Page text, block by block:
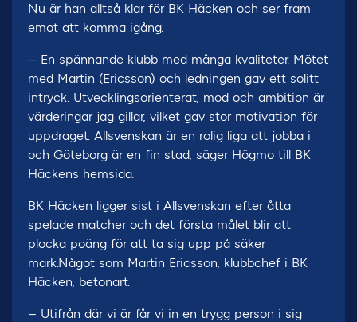
Nu är han alltså klar för BK Häcken och ser fram
emot att komma igång.
– En spännande klubb med många kvaliteter. Mötet
med Martin (Ericsson) och ledningen gav ett solitt
intryck. Utvecklingsorienterat, mod och ambition är
värderingar jag gillar, vilket gav stor motivation för
uppdraget. Allsvenskan är en rolig liga att jobba i
och Göteborg är en fin stad, säger Högmo till BK
Häckens hemsida.
BK Häcken ligger sist i Allsvenskan efter åtta
spelade matcher och det första målet blir att
plocka poäng för att ta sig upp på säker
mark.Något som Martin Ericsson, klubbchef i BK
Häcken, betonart.
– Utifrån där vi är får vi in en trygg person i sig